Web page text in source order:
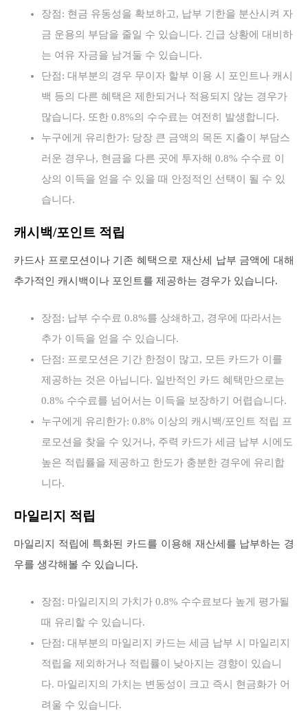
장점: 현금 유동성을 확보하고, 납부 기한을 분산시켜 자
금 운용의 부담을 줄일 수 있습니다. 긴급 상황에 대비하
는 여유 자금을 남겨둘 수 있습니다.
단점: 대부분의 경우 무이자 할부 이용 시 포인트나 캐시
백 등의 다른 혜택은 제한되거나 적용되지 않는 경우가
많습니다. 또한 0.8%의 수수료는 여전히 발생합니다.
누구에게 유리한가: 당장 큰 금액의 목돈 지출이 부담스
러운 경우나, 현금을 다른 곳에 투자해 0.8% 수수료 이
상의 이득을 얻을 수 있을 때 안정적인 선택이 될 수 있
습니다.
캐시백/포인트 적립
카드사 프로모션이나 기존 혜택으로 재산세 납부 금액에 대해
추가적인 캐시백이나 포인트를 제공하는 경우가 있습니다.
장점: 납부 수수료 0.8%를 상쇄하고, 경우에 따라서는
추가 이득을 얻을 수 있습니다.
단점: 프로모션은 기간 한정이 많고, 모든 카드가 이를
제공하는 것은 아닙니다. 일반적인 카드 혜택만으로는
0.8% 수수료를 넘어서는 이득을 보장하기 어렵습니다.
누구에게 유리한가: 0.8% 이상의 캐시백/포인트 적립 프
로모션을 찾을 수 있거나, 주력 카드가 세금 납부 시에도
높은 적립률을 제공하고 한도가 충분한 경우에 유리합
니다.
마일리지 적립
마일리지 적립에 특화된 카드를 이용해 재산세를 납부하는 경
우를 생각해볼 수 있습니다.
장점: 마일리지의 가치가 0.8% 수수료보다 높게 평가될
때 유리할 수 있습니다.
단점: 대부분의 마일리지 카드는 세금 납부 시 마일리지
적립을 제외하거나 적립률이 낮아지는 경향이 있습니
다. 마일리지의 가치는 변동성이 크고 즉시 현금화가 어
려울 수 있습니다.